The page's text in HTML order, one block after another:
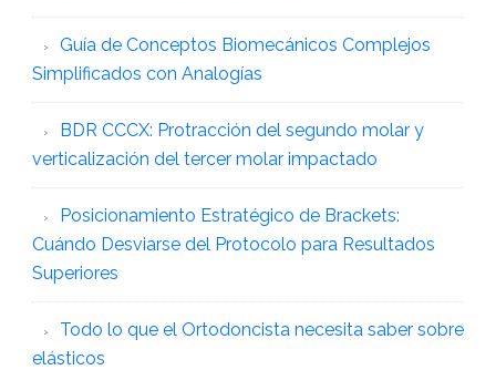
Guía de Conceptos Biomecánicos Complejos
Simplificados con Analogías
BDR CCCX: Protracción del segundo molar y
verticalización del tercer molar impactado
Posicionamiento Estratégico de Brackets:
Cuándo Desviarse del Protocolo para Resultados
Superiores
Todo lo que el Ortodoncista necesita saber sobre
elásticos